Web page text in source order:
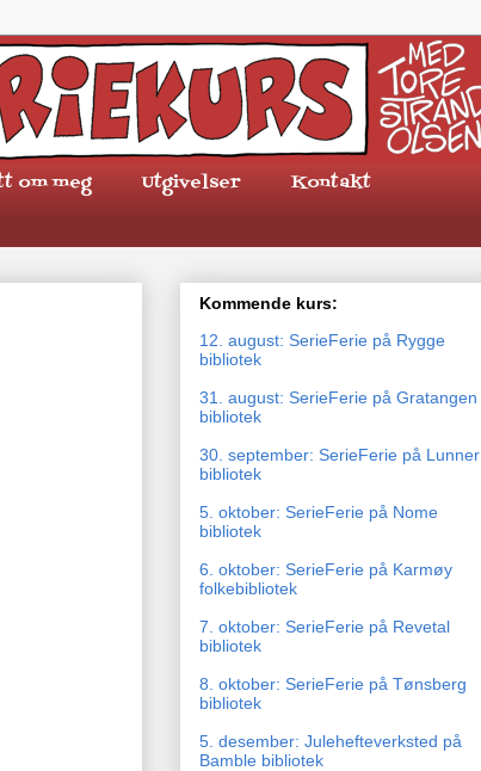
om meg Utgivelser
Kontakt
Kommende kurs:
12. august: SerieFerie på Rygge
bibliotek
31. august: SerieFerie på Gratangen
bibliotek
30. september: SerieFerie på Lunner
bibliotek
5. oktober: SerieFerie på Nome
bibliotek
6. oktober: SerieFerie på Karmøy
folkebibliotek
7. oktober: SerieFerie på Revetal
bibliotek
8. oktober: SerieFerie på Tønsberg
bibliotek
5. desember: Julehefteverksted på
Bamble bibliotek